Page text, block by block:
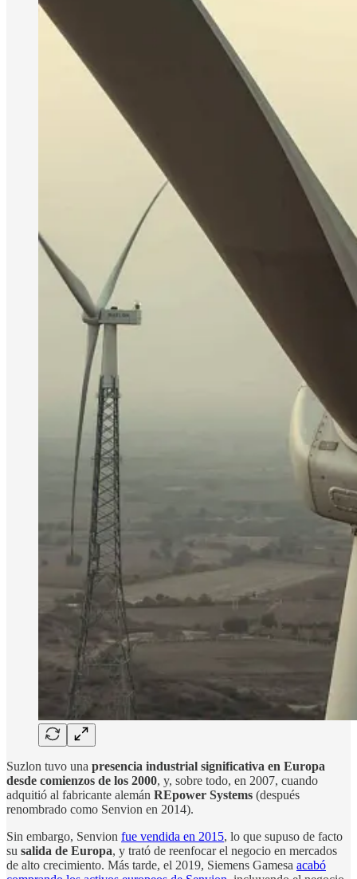
Suzlon tuvo una presencia industrial significativa en Europa
desde comienzos de los 2000, y, sobre todo, en 2007, cuando
adquitió al fabricante alemán REpower Systems (después
renombrado como Senvion en 2014).
Sin embargo, Senvion fue vendida en 2015, lo que supuso de facto
su salida de Europa, y trató de reenfocar el negocio en mercados
de alto crecimiento. Más tarde, el 2019, Siemens Gamesa acabó